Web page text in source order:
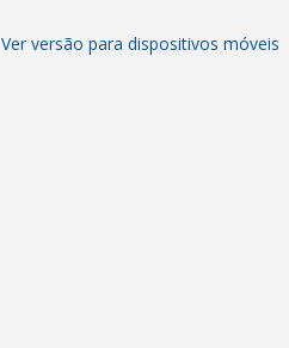
Ver versão para dispositivos móveis